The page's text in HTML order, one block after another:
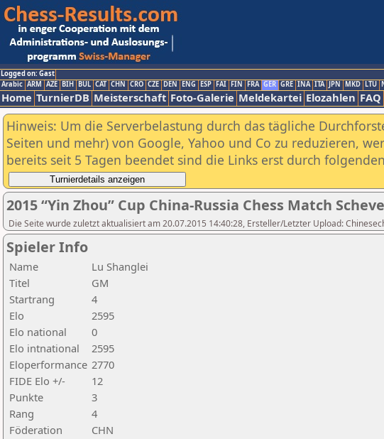
Logged on: Gast
Arabic ARM AZE BIH BUL CAT CHN CRO CZE DEN ENG ESP FAI FIN FRA GER GRE INA ITA JPN MKD LTU
Home TurnierDB Meisterschaft Foto-Galerie Meldekartei Elozahlen FAQ
Hinweis: Um die Serverbelastung durch das tägliche
Seiten und mehr) von Google, Yahoo und Co zu reduzieren,
bereits seit 5 Tagen beendet sind die Links erst durch
2015 “Yin Zhou” Cup China-Russia Chess Match
Die Seite wurde zuletzt aktualisiert am 20.07.2015 14:40:28, Ersteller/Letzter Upload:
Spieler Info
Name
Lu Shanglei
Titel
GM
Startrang
4
Elo
2595
Elo national
0
Elo intnational
2595
Eloperformance 2770
FIDE Elo +/-
12
Punkte
3
Rang
4
Föderation
CHN